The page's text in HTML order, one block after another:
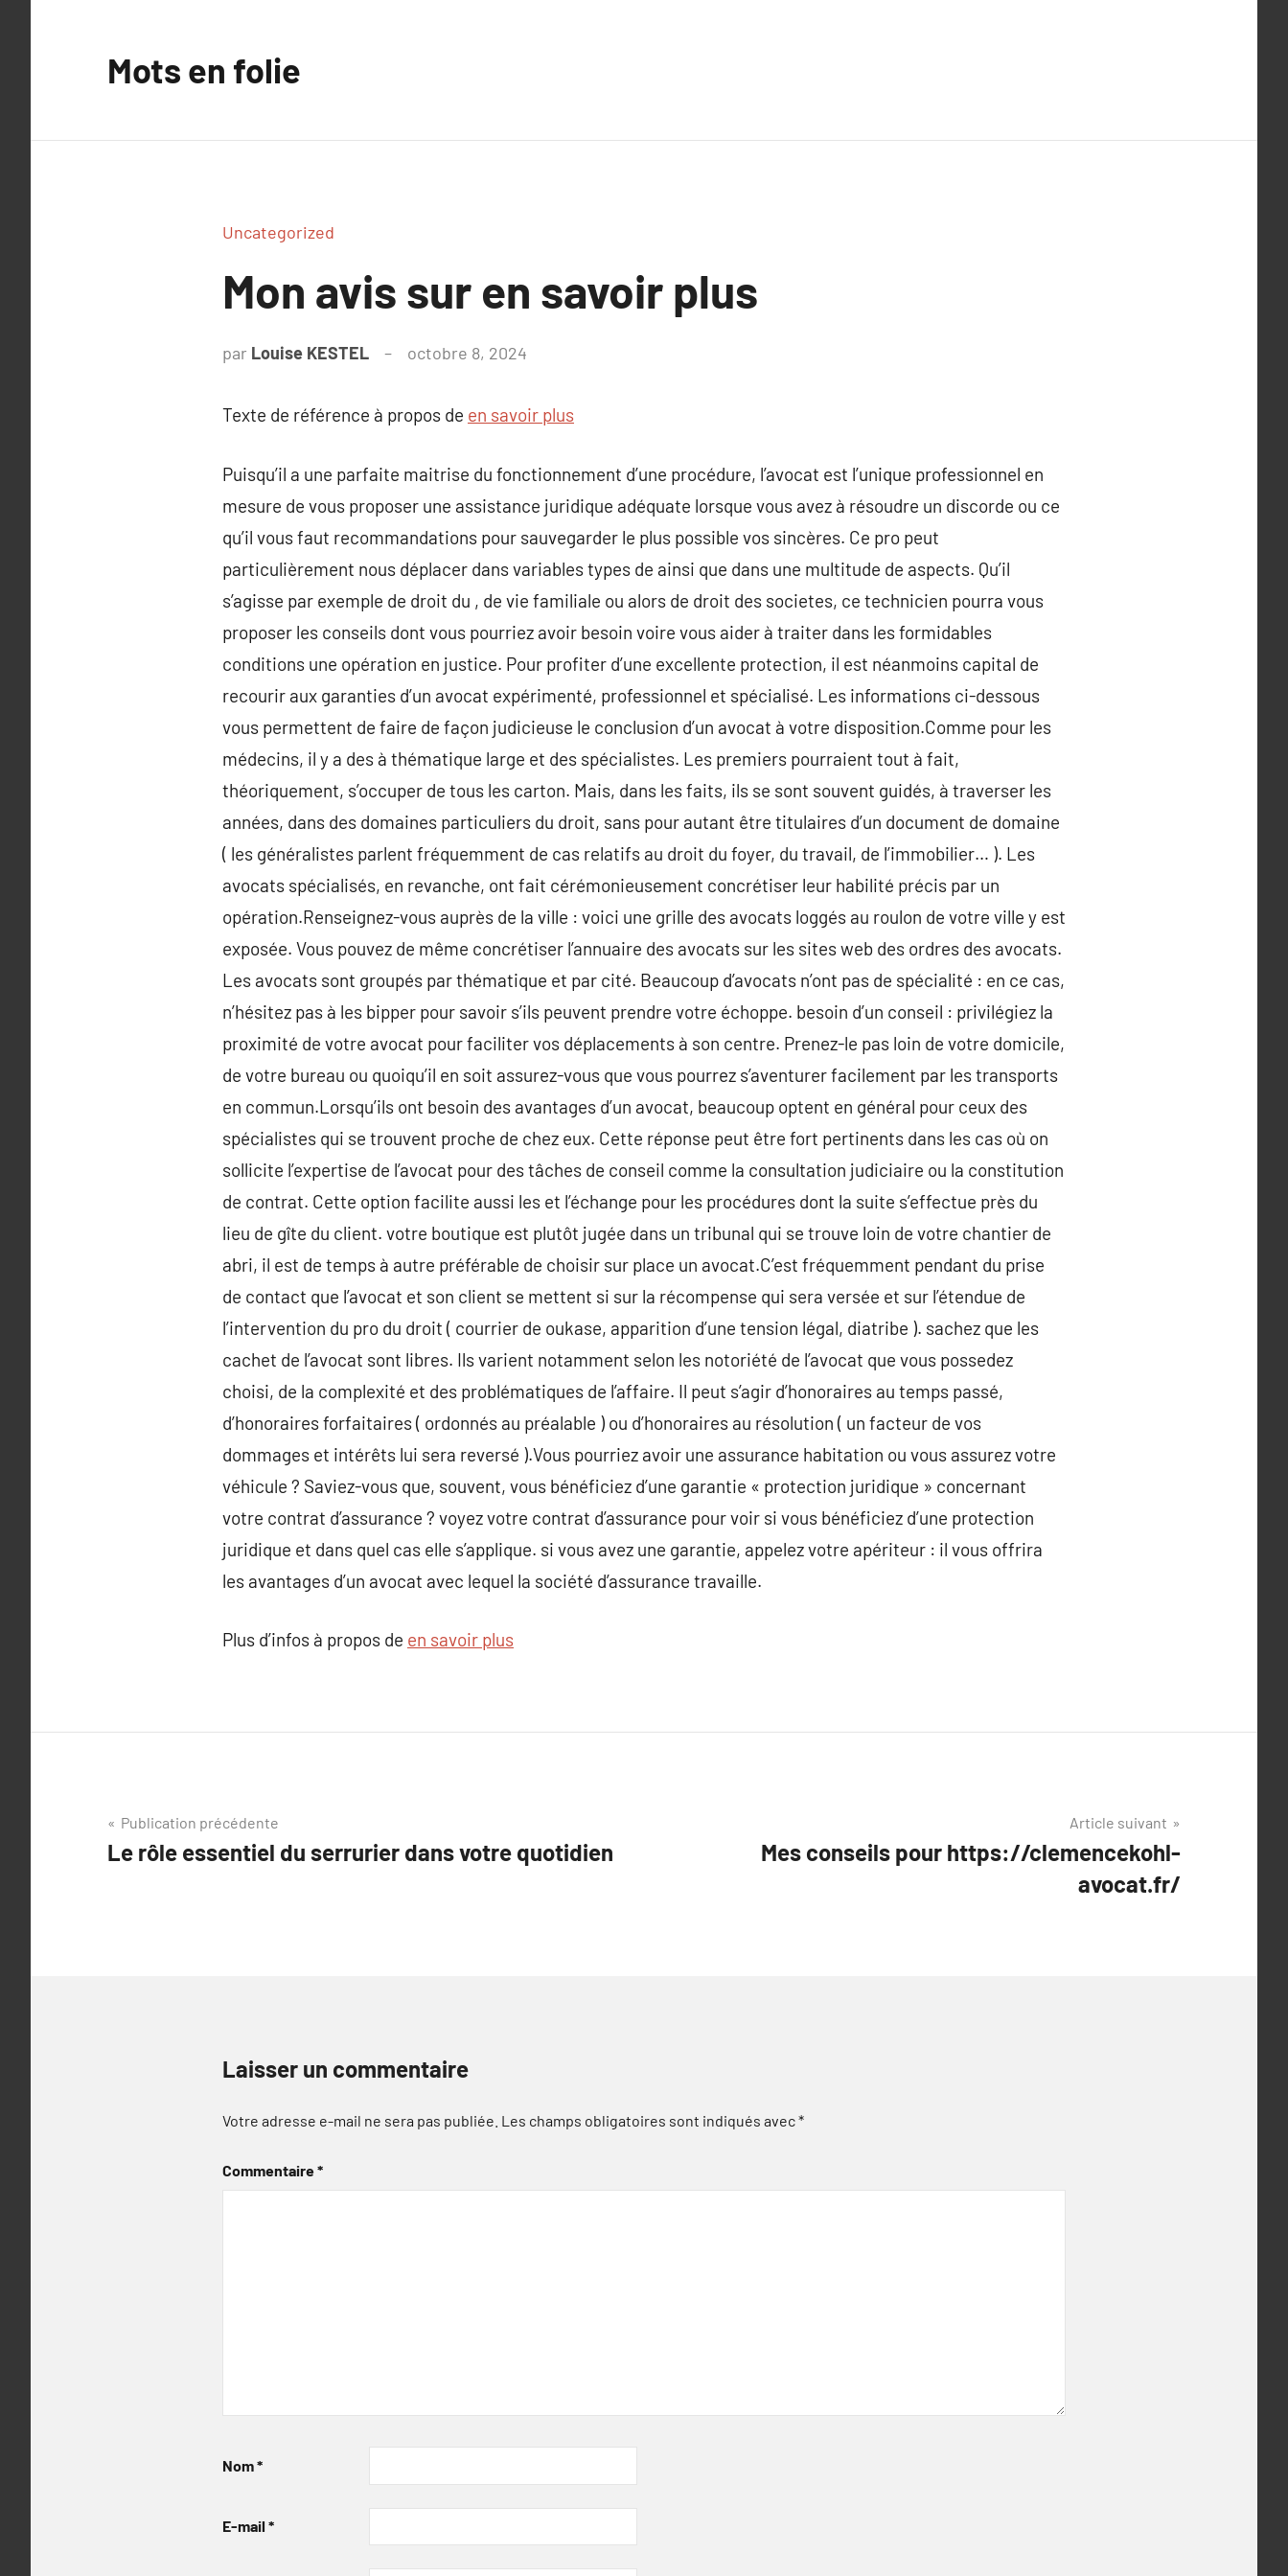
Mots en folie
Uncategorized
Mon avis sur en savoir plus
par Louise KESTEL octobre 8, 2024
Texte de référence à propos de en savoir plus
Puisqu’il a une parfaite maitrise du fonctionnement d’une procédure, l’avocat est l’unique professionnel en
mesure de vous proposer une assistance juridique adéquate lorsque vous avez à résoudre un discorde ou ce
qu’il vous faut recommandations pour sauvegarder le plus possible vos sincères. Ce pro peut
particulièrement nous déplacer dans variables types de ainsi que dans une multitude de aspects. Qu’il
s’agisse par exemple de droit du , de vie familiale ou alors de droit des societes, ce technicien pourra vous
proposer les conseils dont vous pourriez avoir besoin voire vous aider à traiter dans les formidables
conditions une opération en justice. Pour profiter d’une excellente protection, il est néanmoins capital de
recourir aux garanties d’un avocat expérimenté, professionnel et spécialisé. Les informations ci-dessous
vous permettent de faire de façon judicieuse le conclusion d’un avocat à votre disposition.Comme pour les
médecins, il y a des à thématique large et des spécialistes. Les premiers pourraient tout à fait,
théoriquement, s’occuper de tous les carton. Mais, dans les faits, ils se sont souvent guidés, à traverser les
années, dans des domaines particuliers du droit, sans pour autant être titulaires d’un document de domaine
( les généralistes parlent fréquemment de cas relatifs au droit du foyer, du travail, de l’immobilier… ). Les
avocats spécialisés, en revanche, ont fait cérémonieusement concrétiser leur habilité précis par un
opération.Renseignez-vous auprès de la ville : voici une grille des avocats loggés au roulon de votre ville y est
exposée. Vous pouvez de même concrétiser l’annuaire des avocats sur les sites web des ordres des avocats.
Les avocats sont groupés par thématique et par cité. Beaucoup d’avocats n’ont pas de spécialité : en ce cas,
n’hésitez pas à les bipper pour savoir s’ils peuvent prendre votre échoppe. besoin d’un conseil : privilégiez la
proximité de votre avocat pour faciliter vos déplacements à son centre. Prenez-le pas loin de votre domicile,
de votre bureau ou quoiqu’il en soit assurez-vous que vous pourrez s’aventurer facilement par les transports
en commun.Lorsqu’ils ont besoin des avantages d’un avocat, beaucoup optent en général pour ceux des
spécialistes qui se trouvent proche de chez eux. Cette réponse peut être fort pertinents dans les cas où on
sollicite l’expertise de l’avocat pour des tâches de conseil comme la consultation judiciaire ou la constitution
de contrat. Cette option facilite aussi les et l’échange pour les procédures dont la suite s’effectue près du
lieu de gîte du client. votre boutique est plutôt jugée dans un tribunal qui se trouve loin de votre chantier de
abri, il est de temps à autre préférable de choisir sur place un avocat.C’est fréquemment pendant du prise
de contact que l’avocat et son client se mettent si sur la récompense qui sera versée et sur l’étendue de
l’intervention du pro du droit ( courrier de oukase, apparition d’une tension légal, diatribe ). sachez que les
cachet de l’avocat sont libres. Ils varient notamment selon les notoriété de l’avocat que vous possedez
choisi, de la complexité et des problématiques de l’affaire. Il peut s’agir d’honoraires au temps passé,
d’honoraires forfaitaires ( ordonnés au préalable ) ou d’honoraires au résolution ( un facteur de vos
dommages et intérêts lui sera reversé ).Vous pourriez avoir une assurance habitation ou vous assurez votre
véhicule ? Saviez-vous que, souvent, vous bénéficiez d’une garantie « protection juridique » concernant
votre contrat d’assurance ? voyez votre contrat d’assurance pour voir si vous bénéficiez d’une protection
juridique et dans quel cas elle s’applique. si vous avez une garantie, appelez votre apériteur : il vous offrira
les avantages d’un avocat avec lequel la société d’assurance travaille.
Plus d’infos à propos de en savoir plus
Navigation
de
Publication précédente
Le rôle essentiel du serrurier dans votre quotidien
Article suivant
Mes conseils pour https://clemencekohl-
avocat.fr/
Laisser un commentaire
Votre adresse e-mail ne sera pas publiée. Les champs obligatoires sont indiqués avec*
Commentaire*
Nom*
E-mail *